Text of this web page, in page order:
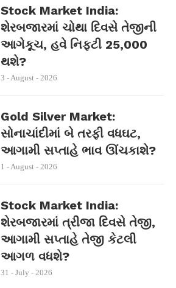
Stock Market India:
શેરબજારમાં ચોથા દિવસે તેજીની
આગેકૂચ, હવે નિફ્ટી 25,000
થશે?
3 - August - 2026
Gold Silver Market:
સોનાચાંદીમાં બે તરફી વધઘટ,
આગામી સપ્તાહે ભાવ ઊંચકાશે?
1 - August - 2026
Stock Market India:
શેરબજારમાં ત્રીજા દિવસે તેજી,
આગામી સપ્તાહે તેજી કેટલી
આગળ વધશે?
31 - July - 2026